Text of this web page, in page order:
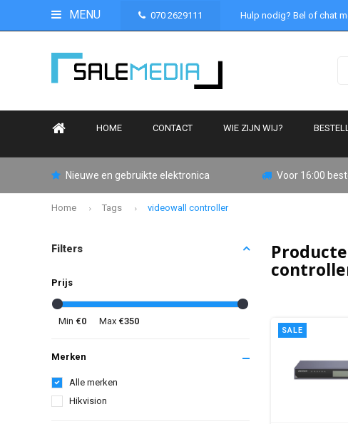
MENU 070 2629111 Hulp nodig? Bel of chat
HOME CONTACT WIE ZIJN WIJ?
Nieuwe en gebruikte elektronica Voor 16:00
Home Tags videowall controller
Filters
Prijs
Min €0 Max €350
Merken
Alle merken
Hikvision
SALE